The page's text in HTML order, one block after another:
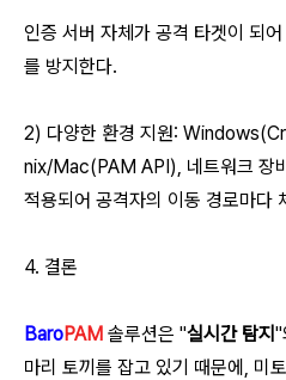
인증 서버 자체가 공격 타겟이 되
를 방지한다.
2) 다양한 환경 지원:
nix/Mac(PAM API), 네트워크 장
적용되어 공격자의 이동 경로마다
4. 결론
BaroPAM 솔루션은 "실시간 탐지 "
마리 토끼를 잡고 있기 때문에,